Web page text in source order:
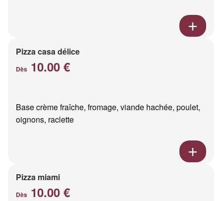
Pizza casa délice
Dès 10.00 €
Base crème fraîche, fromage, viande hachée, poulet,
oignons, raclette
Pizza miami
Dès 10.00 €